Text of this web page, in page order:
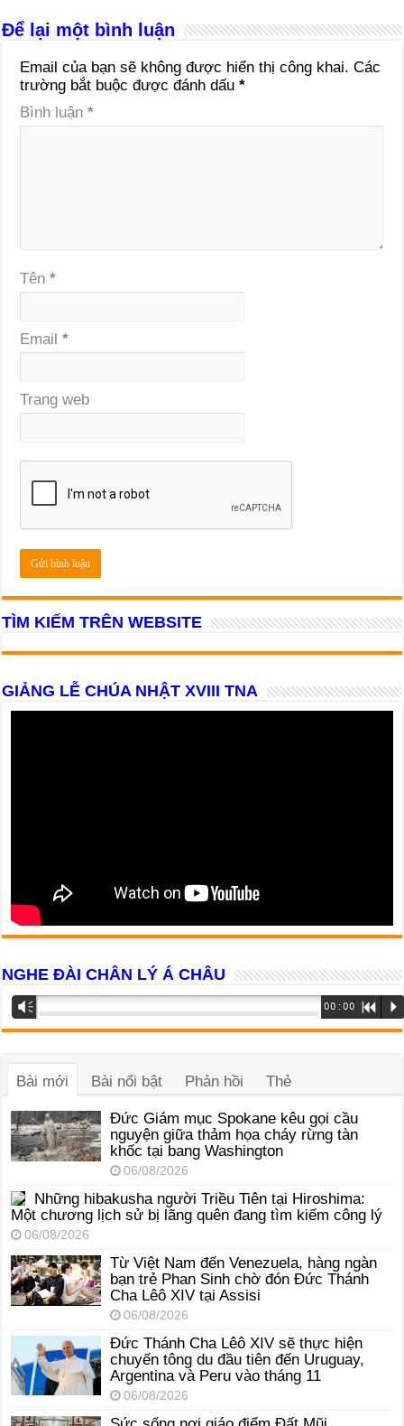
Để lại một bình luận
Email của bạn sẽ không được hiển thị công khai. Các
trường bắt buộc được đánh dấu*
Bình luận*
Tên*
Email*
Trang web
TÌM KIẾM TRÊN WEBSITE
GIẢNG LỄ CHÚA NHẬT XVIII TNA
NGHE ĐÀI CHÂN LÝ Á CHÂU
Trình
phát
âm
Vm 00:00 R P
Bài mới Bài nổi bật Phản hồi Thẻ
Đức Giám mục Spokane kêu gọi cầu
nguyện giữa thảm họa cháy rừng tàn
khốc tại bang Washington
06/08/2026
Những hibakusha người Triều Tiên tại Hiroshima:
Một chương lịch sử bị lãng quên đang tìm kiếm công lý
06/08/2026
Từ Việt Nam đến Venezuela, hàng ngàn
bạn trẻ Phan Sinh chờ đón Đức Thánh
Cha Lêô XIV tại Assisi
06/08/2026
Đức Thánh Cha Lêô XIV sẽ thực hiện
chuyến tông du đầu tiên đến Uruguay,
Argentina và Peru vào tháng 11
06/08/2026